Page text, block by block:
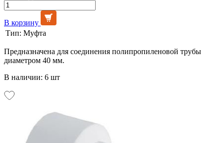
В корзину
Тип: Муфта
Предназначена для соединения полипропиленовой трубы
диаметром 40 мм.
В наличии: 6 шт